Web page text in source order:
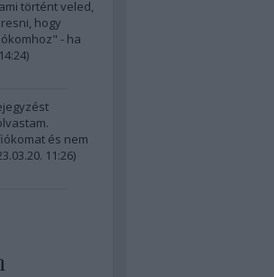
történt veled,
hogy
- ha
)
és nem
11:26)